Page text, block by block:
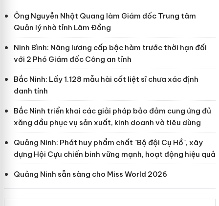
Ông Nguyễn Nhật Quang làm Giám đốc Trung tâm
Quản lý nhà tỉnh Lâm Đồng
Ninh Bình: Nâng lương cấp bậc hàm trước thời hạn đối
với 2 Phó Giám đốc Công an tỉnh
Bắc Ninh: Lấy 1.128 mẫu hài cốt liệt sĩ chưa xác định
danh tính
Bắc Ninh triển khai các giải pháp bảo đảm cung ứng đủ
xăng dầu phục vụ sản xuất, kinh doanh và tiêu dùng
Quảng Ninh: Phát huy phẩm chất "Bộ đội Cụ Hồ", xây
dựng Hội Cựu chiến binh vững mạnh, hoạt động hiệu quả
Quảng Ninh sẵn sàng cho Miss World 2026